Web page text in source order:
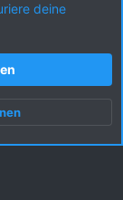
Oben Unten
deine